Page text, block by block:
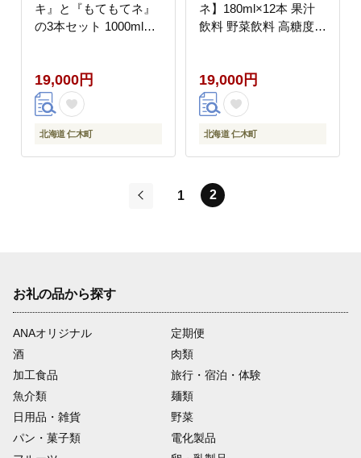
キ』と『もてもてネ』
の3本セット 1000ml×3
度 甘味 濃厚 美味しい
酸味 子供 大好評 [JA新
おたる]
19,000円
北海道 仁木町
ネ】180ml×12本 果汁
飲料 野菜飲料 高糖度
たる]
19,000円
北海道 仁木町
1 2
お礼の品から探す
ANAオリジナル
定期便
酒
肉類
加工食品
旅行・宿泊・体験
魚介類
麺類
日用品・雑貨
野菜
パン・菓子類
電化製品